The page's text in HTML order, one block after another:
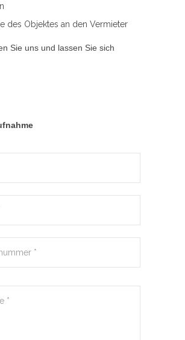
des Objektes an den Vermieter
Sie uns und lassen Sie sich